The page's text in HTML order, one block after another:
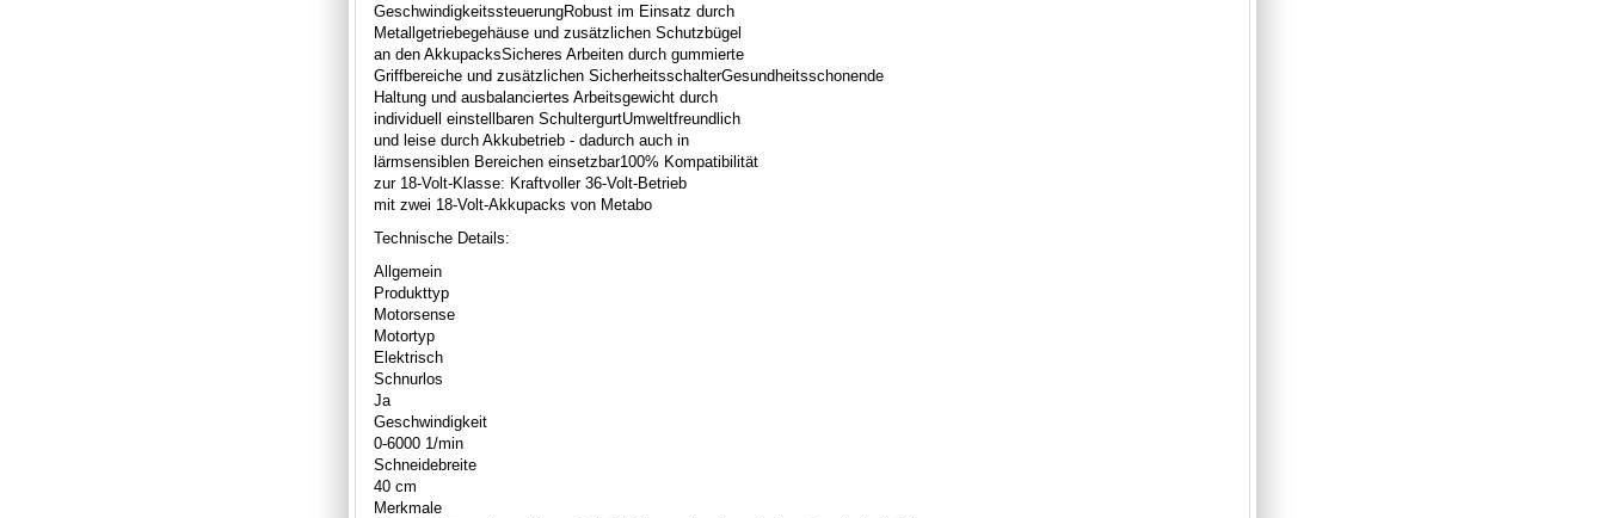
GeschwindigkeitssteuerungRobust im Einsatz durch
Metallgetriebegehäuse und zusätzlichen Schutzbügel
an den AkkupacksSicheres Arbeiten durch gummierte
Griffbereiche und zusätzlichen SicherheitsschalterGesundheitsschonende
Haltung und ausbalanciertes Arbeitsgewicht durch
individuell einstellbaren SchultergurtUmweltfreundlich
und leise durch Akkubetrieb - dadurch auch in
lärmsensiblen Bereichen einsetzbar100% Kompatibilität
zur 18-Volt-Klasse: Kraftvoller 36-Volt-Betrieb
mit zwei 18-Volt-Akkupacks von Metabo
Technische Details:
Allgemein
Produkttyp
Motorsense
Motortyp
Elektrisch
Schnurlos
Ja
Geschwindigkeit
0-6000 1/min
Schneidebreite
40 cm
Merkmale